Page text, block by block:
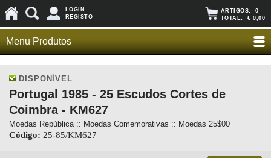
LOGIN
REGISTO
ARTIGOS: 0
TOTAL: € 0,00
Menu Produtos
DISPONÍVEL
Portugal 1985 - 25 Escudos Cortes de
Coimbra - KM627
Moedas República :: Moedas Comemorativas :: Moedas 25$00
Código: 25-85/KM627